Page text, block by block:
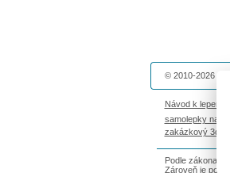
© 2010-2026
Návod k lepení
samolepky na
zakázkový 3d tisk
Podle zákona o
Zároveň je